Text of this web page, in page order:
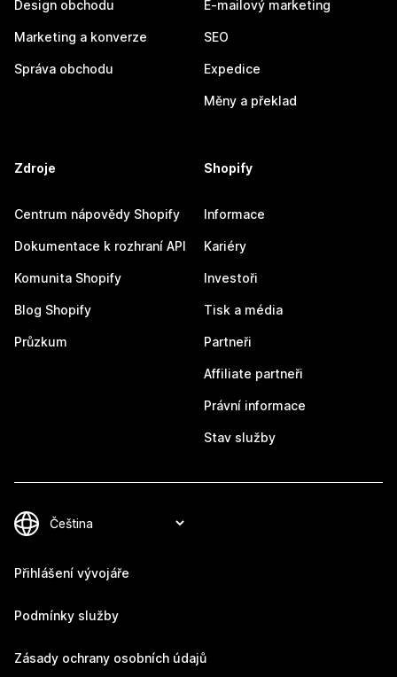
Design obchodu
Marketing a konverze
Správa obchodu
E-mailový marketing
SEO
Expedice
Měny a překlad
Zdroje
Centrum nápovědy Shopify
Dokumentace k rozhraní API
Komunita Shopify
Blog Shopify
Průzkum
Shopify
Informace
Kariéry
Investoři
Tisk a média
Partneři
Affiliate partneři
Právní informace
Stav služby
Přihlášení vývojáře
Podmínky služby
Zásady ochrany osobních údajů